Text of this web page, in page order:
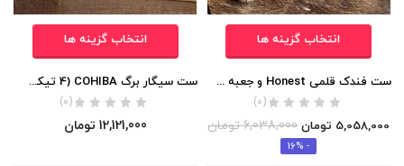
انتخاب گزینه ها
ست فندک قلمی Honest و جعبه سیگار
(0)
5,058,000 تومان 6,038,000 تومان
- 16%
انتخاب گزینه ها
ست سیگار برگ COHIBA (4 تیکه/با فندک اتمی 2 شعله)
(0)
12,121,000 تومان